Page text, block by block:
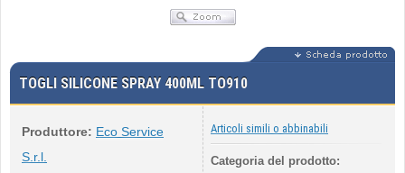
TOGLI SILICONE SPRAY 400ML TO910
Produttore: Eco Service
S.r.l.
Articoli simili o abbinabili
Categoria del prodotto: